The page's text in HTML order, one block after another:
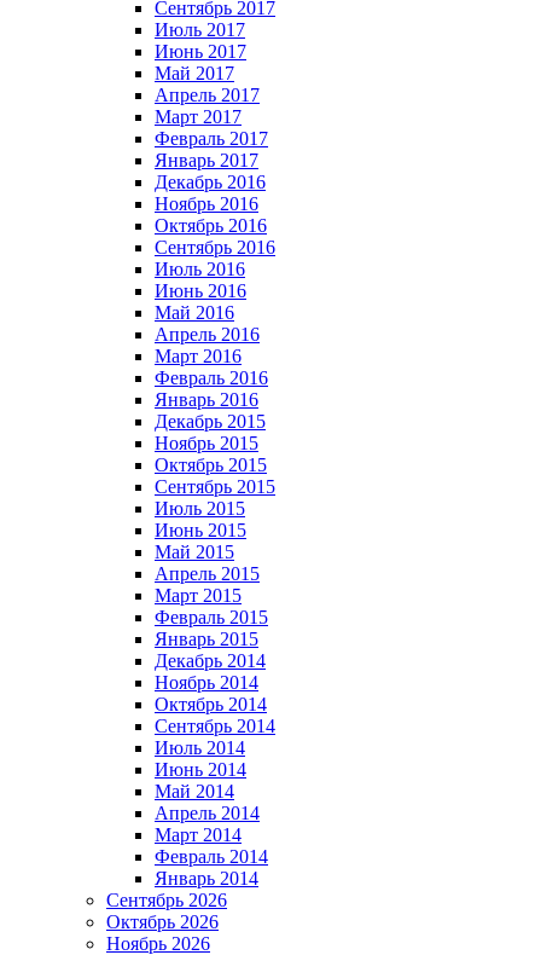
Сентябрь 2017
Июль 2017
Июнь 2017
Май 2017
Апрель 2017
Март 2017
Февраль 2017
Январь 2017
Декабрь 2016
Ноябрь 2016
Октябрь 2016
Сентябрь 2016
Июль 2016
Июнь 2016
Май 2016
Апрель 2016
Март 2016
Февраль 2016
Январь 2016
Декабрь 2015
Ноябрь 2015
Октябрь 2015
Сентябрь 2015
Июль 2015
Июнь 2015
Май 2015
Апрель 2015
Март 2015
Февраль 2015
Январь 2015
Декабрь 2014
Ноябрь 2014
Октябрь 2014
Сентябрь 2014
Июль 2014
Июнь 2014
Май 2014
Апрель 2014
Март 2014
Февраль 2014
Январь 2014
Сентябрь 2026
Октябрь 2026
Ноябрь 2026